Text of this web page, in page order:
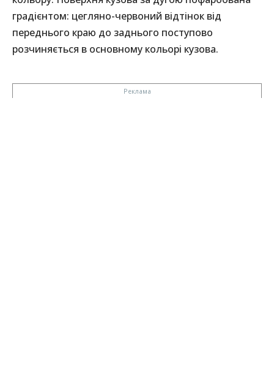
градієнтом: цегляно-червоний відтінок від
переднього краю до заднього поступово
розчиняється в основному кольорі кузова.